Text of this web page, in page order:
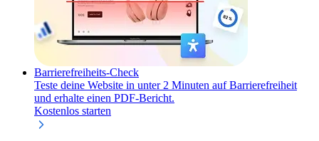
Barrierefreiheits-Check
Teste deine Website in unter 2 Minuten auf Barrierefreiheit
und erhalte einen PDF-Bericht.
Kostenlos starten